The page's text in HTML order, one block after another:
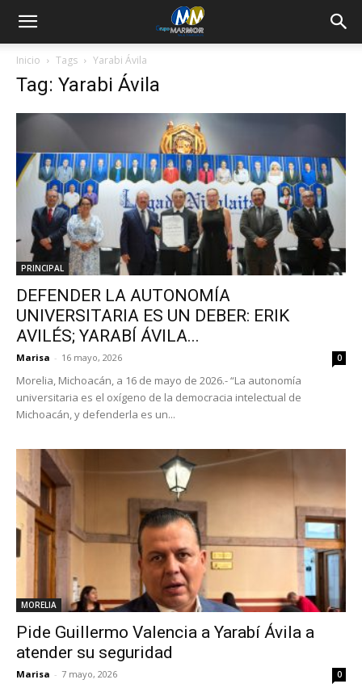
Inicio Tags Yarabi Ávila
Tag: Yarabi Ávila
PRINCIPAL
DEFENDER LA AUTONOMÍA
UNIVERSITARIA ES UN DEBER: ERIK
AVILÉS; YARABÍ ÁVILA...
Marisa - 16 mayo, 2026 0
Morelia, Michoacán, a 16 de mayo de 2026.- “La autonomía
universitaria es el oxígeno de la democracia intelectual de
Michoacán, y defenderla es un...
MORELIA
Pide Guillermo Valencia a Yarabí Ávila a
atender su seguridad
Marisa - 7 mayo, 2026 0